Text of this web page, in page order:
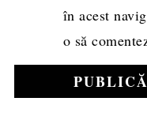
în acest
o să